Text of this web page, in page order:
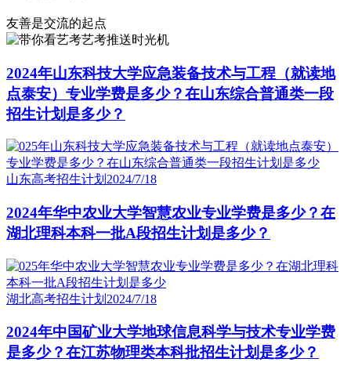
友善是交流的起点
艺考推送时光机
2024年山东科技大学应急装备技术与工程（就读地
点泰安）专业学费是多少？在山东综合普通类一段
招生计划是多少？
山东高考招生计划 2024/7/18
2024年华中农业大学智慧农业专业学费是多少？在
湖北理科本科一批A段招生计划是多少？
湖北高考招生计划 2024/7/18
2024年中国矿业大学地球信息科学与技术专业学费
是多少？在江苏物理类本科批招生计划是多少？